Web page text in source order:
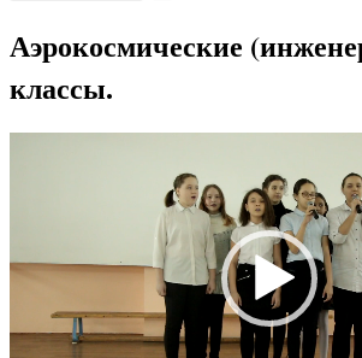
Аэрокосмические
классы.